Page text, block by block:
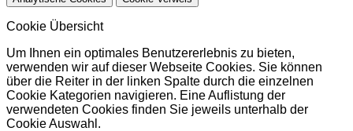
Cookie Übersicht
Um Ihnen ein optimales Benutzererlebnis zu bieten,
verwenden wir auf dieser Webseite Cookies. Sie können
über die Reiter in der linken Spalte durch die einzelnen
Cookie Kategorien navigieren. Eine Auflistung der
verwendeten Cookies finden Sie jeweils unterhalb der
Cookie Auswahl.